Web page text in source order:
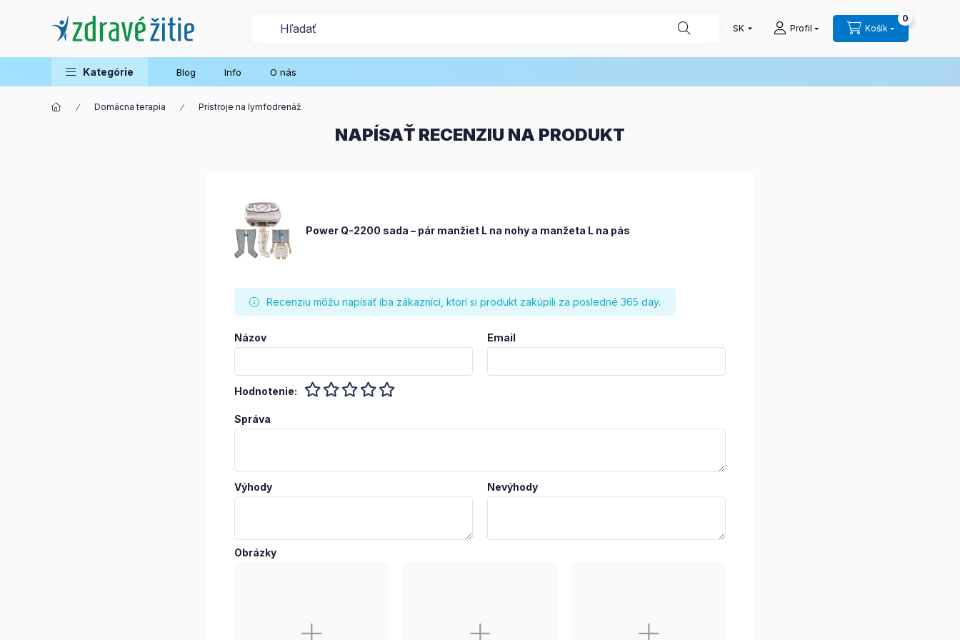
Profil Košík
0
Kategórie Blog Info O nás
Domácna terapia Prístroje na lymfodrenáž
NAPÍSAŤ RECENZIU NA PRODUKT
Power Q-2200 sada – pár manžiet L na nohy a manžeta L na pás
Recenziu môžu napísať iba zákazníci, ktorí si produkt zakúpili za posledné 365 day.
Názov Email
Hodnotenie:
Správa
Výhody Nevýhody
Obrázky